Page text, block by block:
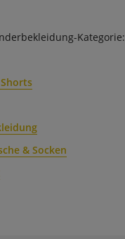
Kategorie:
& Socken